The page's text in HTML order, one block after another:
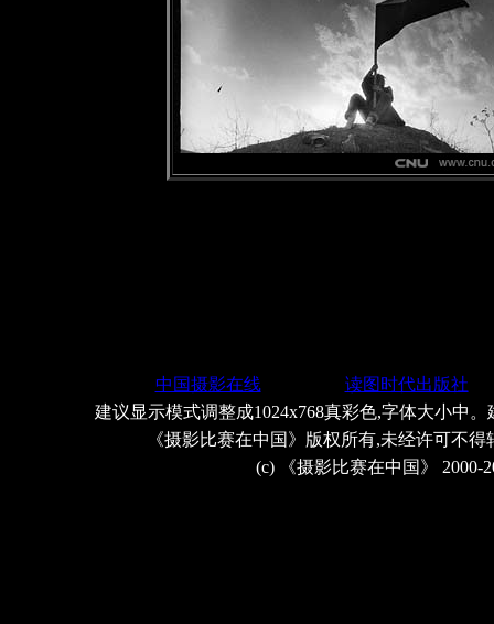
中国摄影在线
读图时代出版社
建议显示模式调整成1024x768真彩色,字体大小中
《摄影比赛在中国》版权所有,未经许可不
(c) 《摄影比赛在中国》 2000-